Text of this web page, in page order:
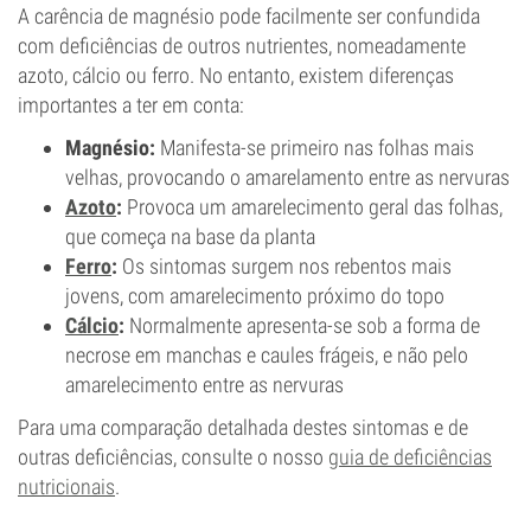
A carência de magnésio pode facilmente ser confundida
com deficiências de outros nutrientes, nomeadamente
azoto, cálcio ou ferro. No entanto, existem diferenças
importantes a ter em conta:
Magnésio: Manifesta-se primeiro nas folhas mais
velhas, provocando o amarelamento entre as nervuras
Azoto: Provoca um amarelecimento geral das folhas,
que começa na base da planta
Ferro: Os sintomas surgem nos rebentos mais
jovens, com amarelecimento próximo do topo
Cálcio: Normalmente apresenta-se sob a forma de
necrose em manchas e caules frágeis, e não pelo
amarelecimento entre as nervuras
Para uma comparação detalhada destes sintomas e de
outras deficiências, consulte o nosso guia de deficiências
nutricionais.